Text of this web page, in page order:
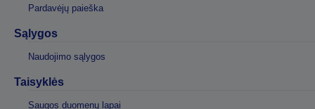
Pardavėjų paieška
Sąlygos
Naudojimo sąlygos
Taisyklės
Saugos duomenų lapai